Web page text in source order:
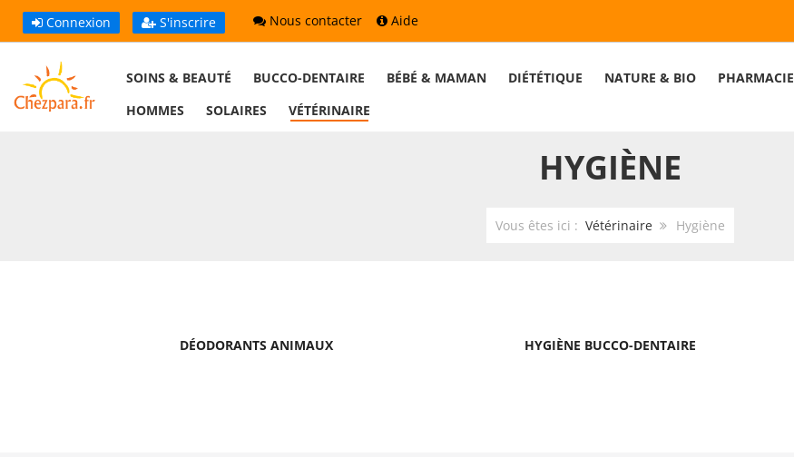
Connexion S'inscrire Nous contacter Aide
SOINS & BEAUTÉ BUCCO-DENTAIRE BÉBÉ & MAMAN DIÉTÉTIQUE NATURE & BIO PHARMACIE
HOMMES
SOLAIRES VÉTÉRINAIRE
HYGIÈNE
Vous êtes ici : Vétérinaire Hygiène
DÉODORANTS ANIMAUX HYGIÈNE BUCCO-DENTAIRE